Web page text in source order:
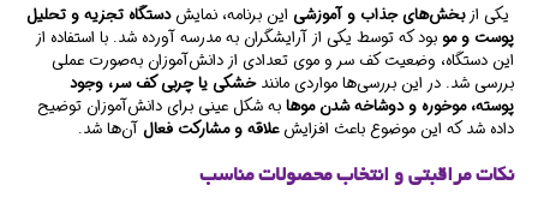
یکی ازبخش‌های جذاب و آموزشی این برنامه، نمایشدستگاه تجزیه و تحلیل
پوست و موبود که توسط یکی از آرایشگران به مدرسه آورده شد. با استفاده از
این دستگاه، وضعیت کف سر و موی تعدادی از دانش‌آموزان به‌صورت عملی
بررسی شد. در این بررسی‌ها مواردی مانندخشکی یا چربی کف سر، وجود
پوسته، موخوره و دوشاخه شدن موهابه شکل عینی برای دانش‌آموزان توضیح
داده شد که این موضوع باعث افزایشعلاقه و مشارکت فعالآن‌ها شد.
نکات مراقبتی و انتخاب محصولات مناسب